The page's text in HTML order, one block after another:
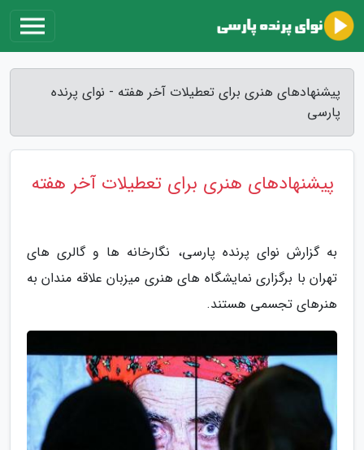
پیشنهادهای هنری برای تعطیلات آخر هفته - نوای پرنده
پارسی
پیشنهادهای هنری برای تعطیلات آخر هفته
به گزارش نوای پرنده پارسی، نگارخانه ها و گالری های
تهران با برگزاری نمایشگاه های هنری میزبان علاقه مندان به
هنرهای تجسمی هستند.